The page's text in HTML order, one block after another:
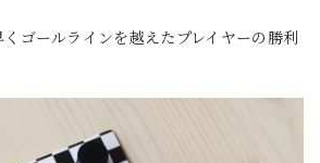
ゴールラインを越えたプレイヤーの勝利